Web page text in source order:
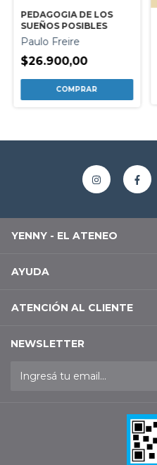
PEDAGOGIA DE LOS
SUEÑOS POSIBLES
Paulo Freire
$26.900,00
YENNY - EL ATENEO
AYUDA
ATENCIÓN AL CLIENTE
NEWSLETTER